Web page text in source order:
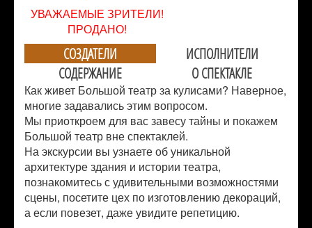
УВАЖАЕМЫЕ ЗРИТЕЛИ!
ПРОДАНО!
СОЗДАТЕЛИ
ИСПОЛНИТЕЛИ
СОДЕРЖАНИЕ
О СПЕКТАКЛЕ
Как живет Большой театр за кулисами? Наверное,
многие задавались этим вопросом.
Мы приоткроем для вас завесу тайны и покажем
Большой театр вне спектаклей.
На экскурсии вы узнаете об уникальной
архитектуре здания и истории театра,
познакомитесь с удивительными возможностями
сцены, посетите цех по изготовлению декораций,
а если повезет, даже увидите репетицию.